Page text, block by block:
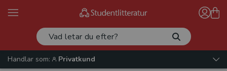
Handlar som:
Privatkund